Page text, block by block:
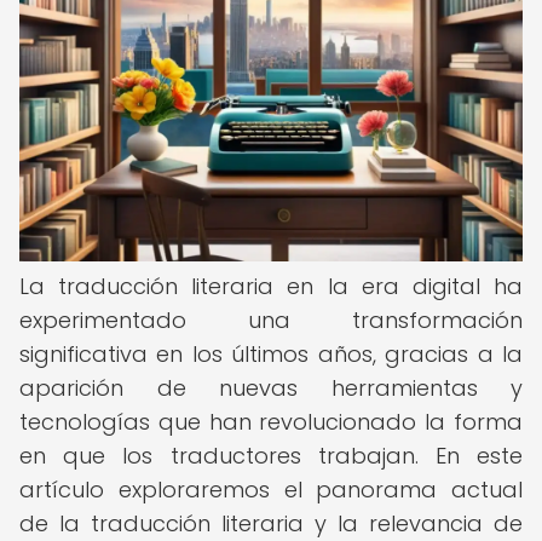
La traducción literaria en la era digital ha
experimentado una transformación
significativa en los últimos años, gracias a la
aparición de nuevas herramientas y
tecnologías que han revolucionado la forma
en que los traductores trabajan. En este
artículo exploraremos el panorama actual
de la traducción literaria y la relevancia de